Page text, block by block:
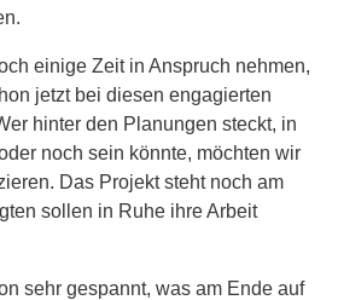
einige Zeit in Anspruch nehmen,
jetzt bei diesen engagierten
hinter den Planungen steckt, in
noch sein könnte, möchten wir
Das Projekt steht noch am
sollen in Ruhe ihre Arbeit
sehr gespannt, was am Ende auf